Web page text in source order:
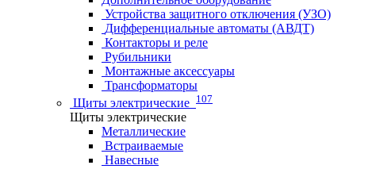
Устройства защитного отключения (УЗО)
Дифференциальные автоматы (АВДТ)
Контакторы и реле
Рубильники
Монтажные аксессуары
Трансформаторы
Щиты электрические 107
Щиты электрические
Металлические
Встраиваемые
Навесные